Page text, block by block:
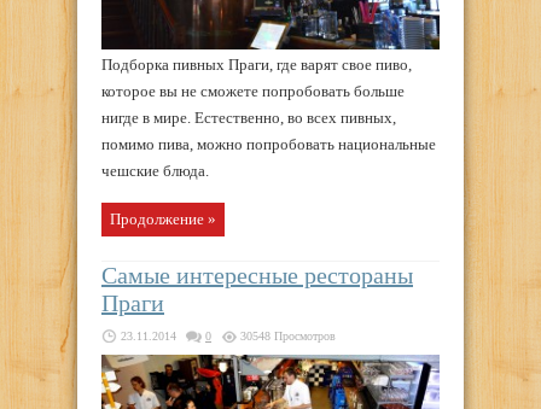
Подборка пивных Праги, где варят свое пиво,
которое вы не сможете попробовать больше
нигде в мире. Естественно, во всех пивных,
помимо пива, можно попробовать национальные
чешские блюда.
Продолжение »
Самые интересные рестораны
Праги
23.11.2014 0 30548 Просмотров